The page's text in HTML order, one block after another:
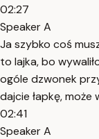
02:27
Speaker A
Ja szybko coś
to lajka, bo
ogóle dzwonek
dajcie łapkę, może
02:41
Speaker A